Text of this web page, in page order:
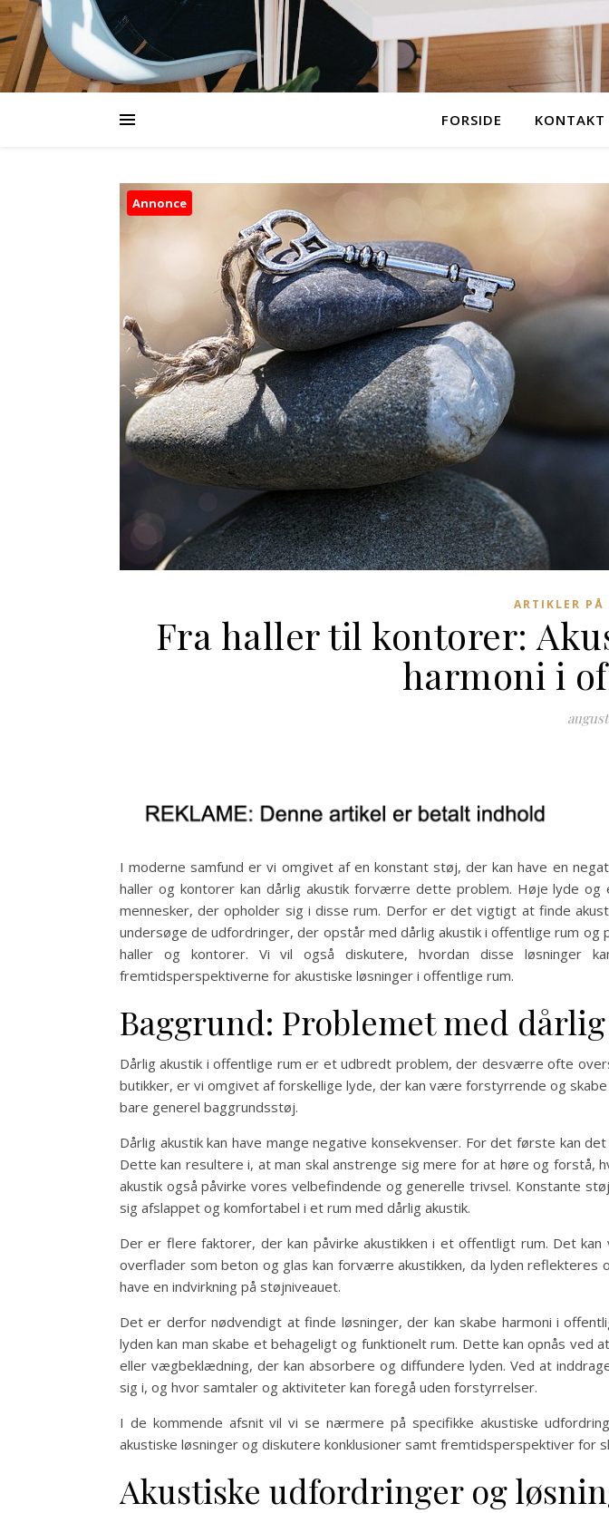
FORSIDE KONTAKT
Annonce
ARTIKLER PÅ
Fra haller til kontorer:
harmoni i
I moderne samfund er vi omgivet af en konstant støj, der kan have en
haller og kontorer kan dårlig akustik forværre dette problem. Høje lyde og
mennesker, der opholder sig i disse rum. Derfor er det vigtigt at finde
undersøge de udfordringer, der opstår med dårlig akustik i offentlige rum
haller og kontorer. Vi vil også diskutere, hvordan disse løsninger
fremtidsperspektiverne for akustiske løsninger i offentlige rum.
Baggrund: Problemet med
Dårlig akustik i offentlige rum er et udbredt problem, der desværre ofte
butikker, er vi omgivet af forskellige lyde, der kan være forstyrrende og
bare generel baggrundsstøj.
Dårlig akustik kan have mange negative konsekvenser. For det første kan
Dette kan resultere i, at man skal anstrenge sig mere for at høre og forstå,
akustik også påvirke vores velbefindende og generelle trivsel. Konstante
sig afslappet og komfortabel i et rum med dårlig akustik.
Der er flere faktorer, der kan påvirke akustikken i et offentligt rum. Det
overflader som beton og glas kan forværre akustikken, da lyden
have en indvirkning på støjniveauet.
Det er derfor nødvendigt at finde løsninger, der kan skabe harmoni i
lyden kan man skabe et behageligt og funktionelt rum. Dette kan opnås
eller vægbeklædning, der kan absorbere og diffundere lyden. Ved at
sig i, og hvor samtaler og aktiviteter kan foregå uden forstyrrelser.
I de kommende afsnit vil vi se nærmere på specifikke akustiske
akustiske løsninger og diskutere konklusioner samt fremtidsperspektiver for
Akustiske udfordringer og